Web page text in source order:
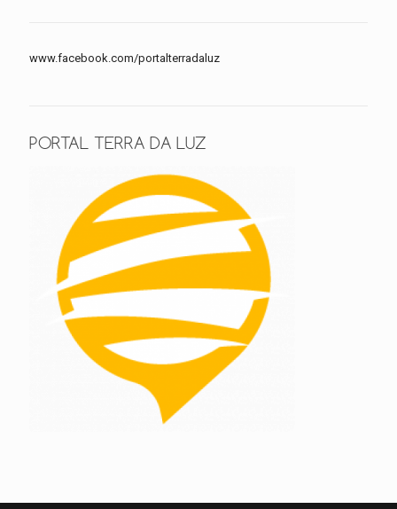
www.facebook.com/portalterradaluz
PORTAL TERRA DA LUZ